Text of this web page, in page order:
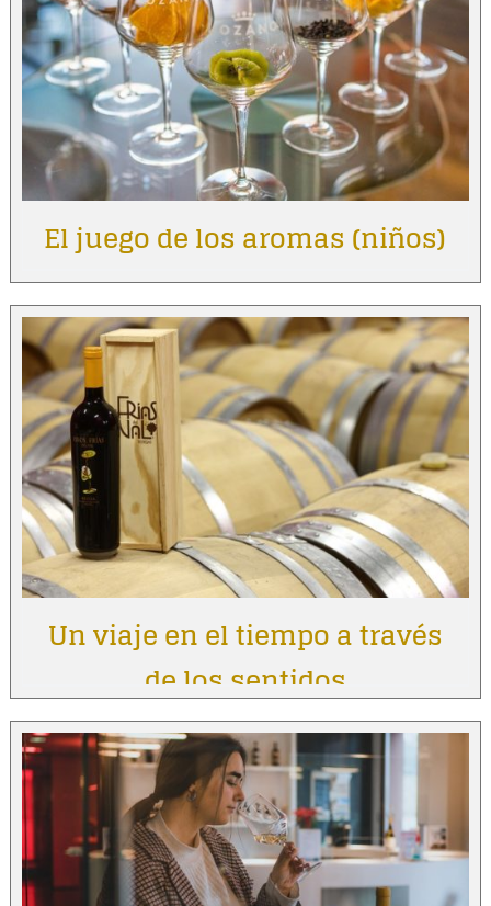
El juego de los aromas (niños)
Un viaje en el tiempo a través
de los sentidos